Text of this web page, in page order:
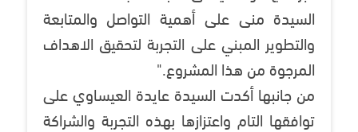
السيدة منى على أهمية التواصل والمتابعة
والتطوير المبني على التجربة لتحقيق الاهداف
المرجوة من هذا المشروع."
من جانبها أكدت السيدة عايدة العيساوي على
توافقها التام واعتزازها بهذه التجربة والشراكة